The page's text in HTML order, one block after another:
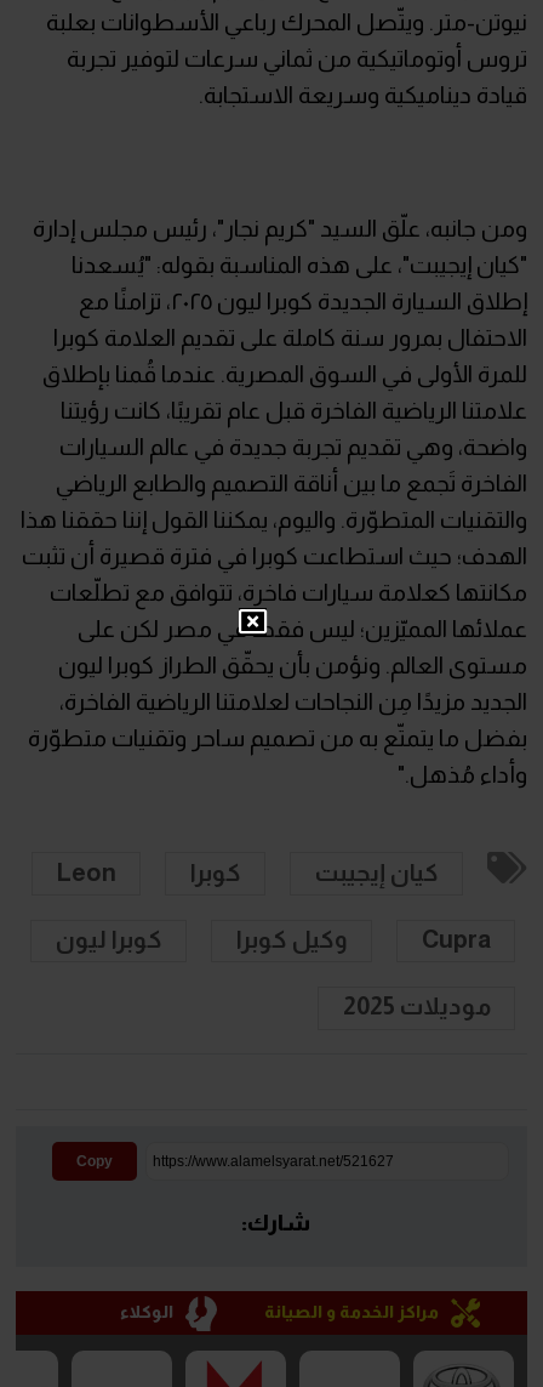
نيوتن-متر. ويتّصل المحرك رباعي الأسطوانات بعلبة
تروس أوتوماتيكية من ثماني سرعات لتوفير تجربة
قيادة ديناميكية وسريعة الاستجابة.
ومن جانبه، علّق السيد "كريم نجار"، رئيس مجلس إدارة
"كيان إيجيبت"، على هذه المناسبة بقوله: "يُسعدنا
إطلاق السيارة الجديدة كوبرا ليون ٢٠٢٥، تزامنًا مع
الاحتفال بمرور سنة كاملة على تقديم العلامة كوبرا
للمرة الأولى في السوق المصرية. عندما قُمنا بإطلاق
علامتنا الرياضية الفاخرة قبل عام تقريبًا، كانت رؤيتنا
واضحة، وهي تقديم تجربة جديدة في عالم السيارات
الفاخرة تَجمع ما بين أناقة التصميم والطابع الرياضي
والتقنيات المتطوّرة. واليوم، يمكننا القول إننا حققنا هذا
الهدف؛ حيث استطاعت كوبرا في فترة قصيرة أن تثبت
مكانتها كعلامة سيارات فاخرة، تتوافق مع تطلّعات
عملائها المميّزين؛ ليس فقط في مصر لكن على
مستوى العالم. ونؤمن بأن يحقّق الطراز كوبرا ليون
الجديد مزيدًا مِن النجاحات لعلامتنا الرياضية الفاخرة،
بفضل ما يتمتّع به من تصميم ساحر وتقنيات متطوّرة
وأداء مُذهل."
كيان إيجيبت كوبرا Leon
Cupra وكيل كوبرا كوبرا ليون
موديلات 2025
Copy
شارك:
مراكز الخدمة و الصيانة الوكلاء